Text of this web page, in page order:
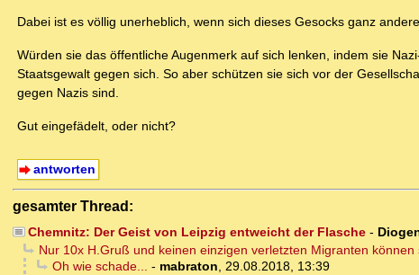
Dabei ist es völlig unerheblich, wenn sich dieses Gesocks ganz
Würden sie das öffentliche Augenmerk auf sich lenken, indem sie
Staatsgewalt gegen sich. So aber schützen sie sich vor der
gegen Nazis sind.
Gut eingefädelt, oder nicht?
antworten
gesamter Thread:
Chemnitz: Der Geist von Leipzig entweicht der Flasche-
Nur 10x H.Gruß und keinen einzigen verletzten Migranten
Oh wie schade... - mabraton, 29.08.2018, 13:39